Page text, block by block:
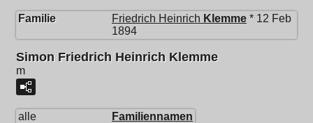
Familie Friedrich Heinrich Klemme * 12 Feb
1894
Simon Friedrich Heinrich Klemme
m
alle Familiennamen